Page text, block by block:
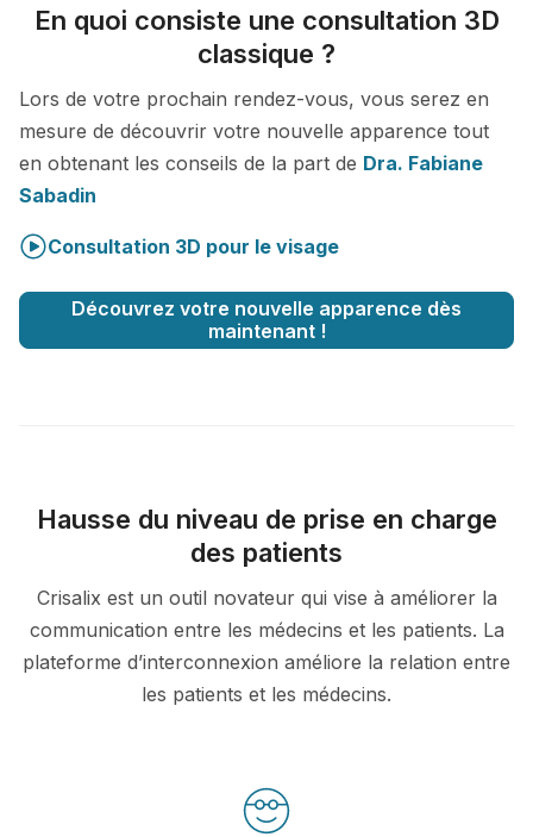
En quoi consiste une consultation 3D
classique ?
Lors de votre prochain rendez-vous, vous serez en
mesure de découvrir votre nouvelle apparence tout
en obtenant les conseils de la part de Dra. Fabiane
Sabadin
Consultation 3D pour le visage
Découvrez votre nouvelle apparence dès
maintenant !
Hausse du niveau de prise en charge
des patients
Crisalix est un outil novateur qui vise à améliorer la
communication entre les médecins et les patients. La
plateforme d’interconnexion améliore la relation entre
les patients et les médecins.